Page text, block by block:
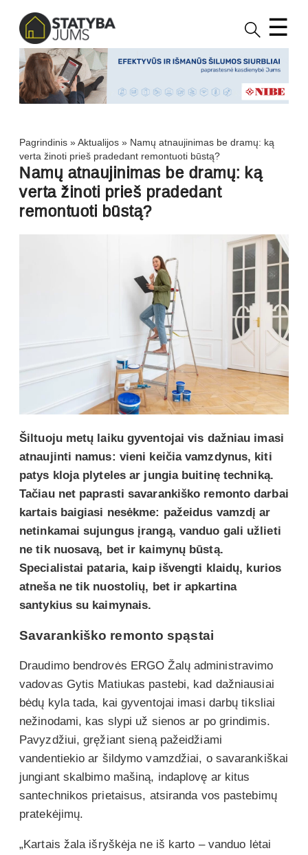
☰
Pagrindinis »Aktualijos » Namų atnaujinimas be dramų: ką
verta žinoti prieš pradedant remontuoti būstą?
Namų atnaujinimas be dramų: ką
verta žinoti prieš pradedant
remontuoti būstą?
Šiltuoju metų laiku gyventojai vis dažniau imasi
atnaujinti namus: vieni keičia vamzdynus, kiti
patys kloja plyteles ar jungia buitinę techniką.
Tačiau net paprasti savarankiško remonto darbai
kartais baigiasi nesėkme: pažeidus vamzdį ar
netinkamai sujungus įrangą, vanduo gali užlieti
ne tik nuosavą, bet ir kaimynų būstą.
Specialistai pataria, kaip išvengti klaidų, kurios
atneša ne tik nuostolių, bet ir apkartina
santykius su kaimynais.
Savarankiško remonto spąstai
Draudimo bendrovės ERGO Žalų administravimo
vadovas Gytis Matiukas pastebi, kad dažniausiai
bėdų kyla tada, kai gyventojai imasi darbų tiksliai
nežinodami, kas slypi už sienos ar po grindimis.
Pavyzdžiui, gręžiant sieną pažeidžiami
vandentiekio ar šildymo vamzdžiai, o savarankiškai
jungiant skalbimo mašiną, indaplovę ar kitus
santechnikos prietaisus, atsiranda vos pastebimų
pratekėjimų.
„Kartais žala išryškėja ne iš karto – vanduo lėtai